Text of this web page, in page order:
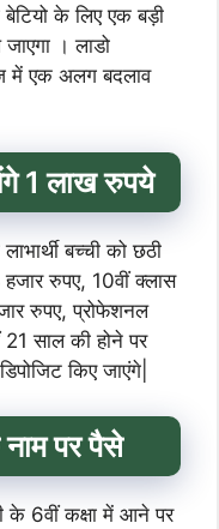
बेटियो के लिए एक बड़ी
। लाडो
में एक अलग बदलाव
1 लाख रुपये
बच्ची को छठी
रुपए, 10वीं क्लास
रुपए, प्रोफेशनल
साल की होने पर
किए जाएंगे|
पर पैसे
के 6वीं कक्षा में आने पर